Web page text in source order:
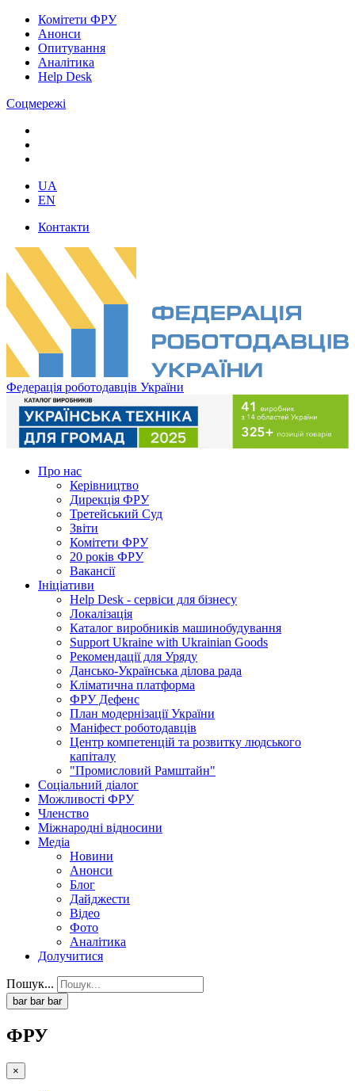
Комітети ФРУ
Анонси
Опитування
Аналітика
Help Desk
Соцмережі
UA
EN
Контакти
Федерація роботодавців України
Про нас
Керівництво
Дирекція ФРУ
Третейський Суд
Звіти
Комітети ФРУ
20 років ФРУ
Вакансії
Ініціативи
Help Desk - сервіси для бізнесу
Локалізація
Каталог виробників машинобудування
Support Ukraine with Ukrainian Goods
Рекомендації для Уряду
Дансько-Українська ділова рада
Кліматична платформа
ФРУ Дефенс
План модернізації України
Маніфест роботодавців
Центр компетенцій та розвитку людського
капіталу
"Промисловий Рамштайн"
Соціальний діалог
Можливості ФРУ
Членство
Міжнародні відносини
Медіа
Новини
Анонси
Блог
Дайджести
Відео
Фото
Аналітика
Долучитися
Пошук...
bar bar bar
ФРУ
×